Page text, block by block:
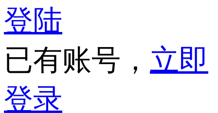
登陆
已有账号， 立即
登录